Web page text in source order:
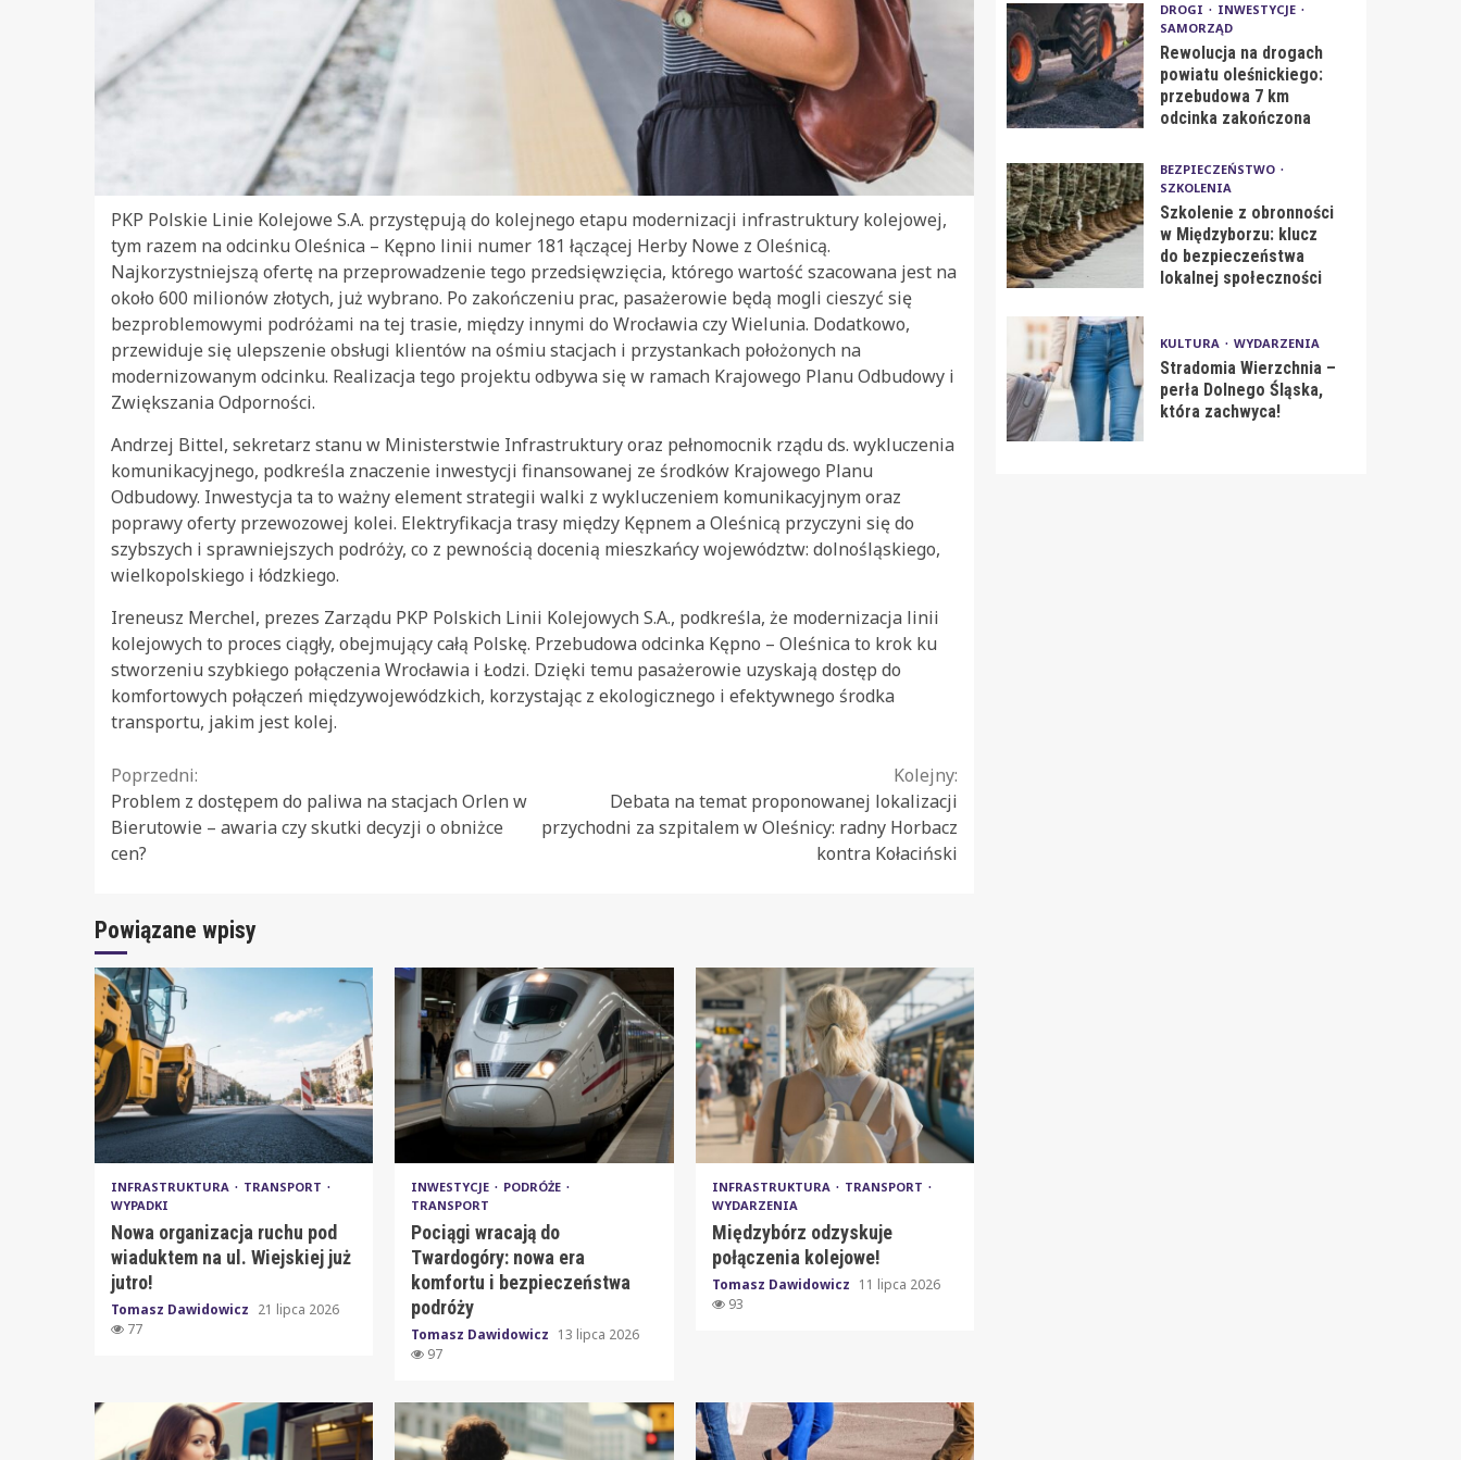
PKP Polskie Linie Kolejowe S.A. przystępują do kolejnego etapu modernizacji infrastruktury kolejowej,
tym razem na odcinku Oleśnica – Kępno linii numer 181 łączącej Herby Nowe z Oleśnicą.
Najkorzystniejszą ofertę na przeprowadzenie tego przedsięwzięcia, którego wartość szacowana jest na
około 600 milionów złotych, już wybrano. Po zakończeniu prac, pasażerowie będą mogli cieszyć się
bezproblemowymi podróżami na tej trasie, między innymi do Wrocławia czy Wielunia. Dodatkowo,
przewiduje się ulepszenie obsługi klientów na ośmiu stacjach i przystankach położonych na
modernizowanym odcinku. Realizacja tego projektu odbywa się w ramach Krajowego Planu Odbudowy i
Zwiększania Odporności.
Andrzej Bittel, sekretarz stanu w Ministerstwie Infrastruktury oraz pełnomocnik rządu ds. wykluczenia
komunikacyjnego, podkreśla znaczenie inwestycji finansowanej ze środków Krajowego Planu
Odbudowy. Inwestycja ta to ważny element strategii walki z wykluczeniem komunikacyjnym oraz
poprawy oferty przewozowej kolei. Elektryfikacja trasy między Kępnem a Oleśnicą przyczyni się do
szybszych i sprawniejszych podróży, co z pewnością docenią mieszkańcy województw: dolnośląskiego,
wielkopolskiego i łódzkiego.
Ireneusz Merchel, prezes Zarządu PKP Polskich Linii Kolejowych S.A., podkreśla, że modernizacja linii
kolejowych to proces ciągły, obejmujący całą Polskę. Przebudowa odcinka Kępno – Oleśnica to krok ku
stworzeniu szybkiego połączenia Wrocławia i Łodzi. Dzięki temu pasażerowie uzyskają dostęp do
komfortowych połączeń międzywojewódzkich, korzystając z ekologicznego i efektywnego środka
transportu, jakim jest kolej.
Continue
Reading
Poprzedni:
Problem z dostępem do paliwa na stacjach Orlen w
Bierutowie – awaria czy skutki decyzji o obniżce
cen?
Kolejny:
Debata na temat proponowanej lokalizacji
przychodni za szpitalem w Oleśnicy: radny Horbacz
kontra Kołaciński
Powiązane wpisy
INFRASTRUKTURA
TRANSPORT
WYPADKI
Nowa organizacja ruchu pod
wiaduktem na ul. Wiejskiej już
jutro!
Tomasz Dawidowicz 21 lipca 2026
77
INWESTYCJE
PODRÓŻE
TRANSPORT
Pociągi wracają do
Twardogóry: nowa era
komfortu i bezpieczeństwa
podróży
Tomasz Dawidowicz 13 lipca 2026
97
INFRASTRUKTURA
TRANSPORT
WYDARZENIA
Międzybórz odzyskuje
połączenia kolejowe!
Tomasz Dawidowicz 11 lipca 2026
93
DROGI
INWESTYCJE
SAMORZĄD
Rewolucja na drogach
powiatu oleśnickiego:
przebudowa 7 km
odcinka zakończona
BEZPIECZEŃSTWO
SZKOLENIA
Szkolenie z obronności
w Międzyborzu: klucz
do bezpieczeństwa
lokalnej społeczności
KULTURA WYDARZENIA
Stradomia Wierzchnia –
perła Dolnego Śląska,
która zachwyca!